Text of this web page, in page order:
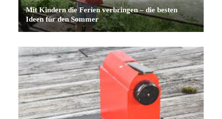
Mit Kindern die Ferien verbringen – die besten
Ideen für den Sommer